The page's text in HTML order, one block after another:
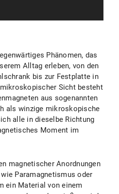
Phänomen, das
Alltag erleben, von den
bis zur Festplatte in
Sicht besteht
aus sogenannten
als winzige mikroskopische
alle in dieselbe Richtung
Moment im
magnetischer Anordnungen
Paramagnetismus oder
ein Material von einem